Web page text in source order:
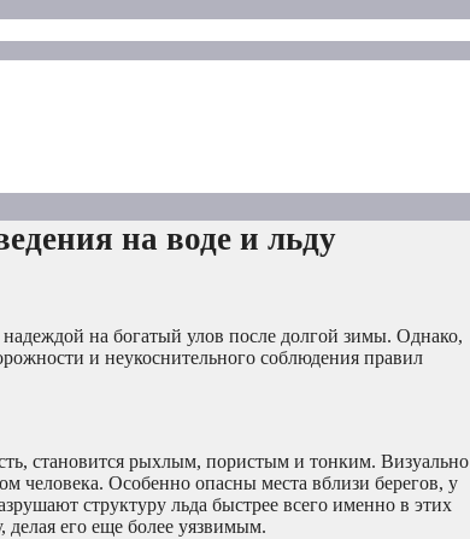
на воде и льду
на богатый улов после долгой зимы. Однако,
и неукоснительного соблюдения правил
становится рыхлым, пористым и тонким. Визуально
человека. Особенно опасны места вблизи берегов, у
структуру льда быстрее всего именно в этих
его еще более уязвимым.